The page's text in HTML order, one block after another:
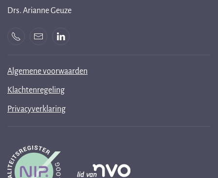
Drs. Arianne Geuze
Algemene voorwaarden
Klachtenregeling
Privacyverklaring